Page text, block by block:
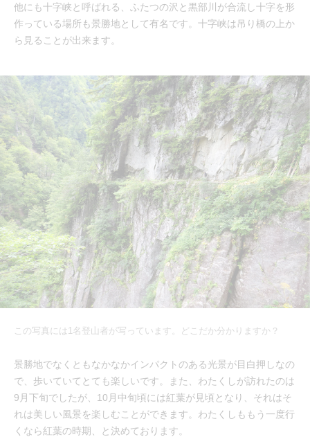
他にも十字峡と呼ばれる、ふたつの沢と黒部川が合流し十字を形
作っている場所も景勝地として有名です。十字峡は吊り橋の上か
ら見ることが出来ます。
この写真には1名登山者が写っています。どこだか分かりますか？
景勝地でなくともなかなかインパクトのある光景が目白押しなの
で、歩いていてとても楽しいです。また、わたくしが訪れたのは
9月下旬でしたが、10月中旬頃には紅葉が見頃となり、それはそ
れは美しい風景を楽しむことができます。わたくしももう一度行
くなら紅葉の時期、と決めております。